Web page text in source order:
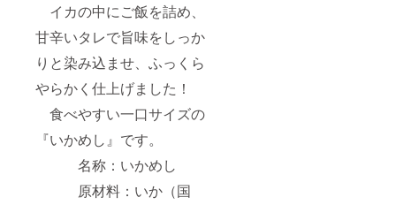
イカの中にご飯を詰め、
甘辛いタレで旨味をしっか
りと染み込ませ、ふっくら
やらかく仕上げました！
食べやすい一口サイズの
『いかめし』です。
名称：いかめし
原材料：いか（国